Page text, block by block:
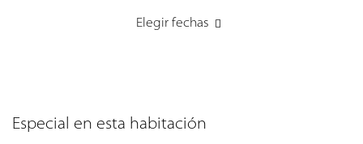
Elegir fechas
Especial en esta habitación